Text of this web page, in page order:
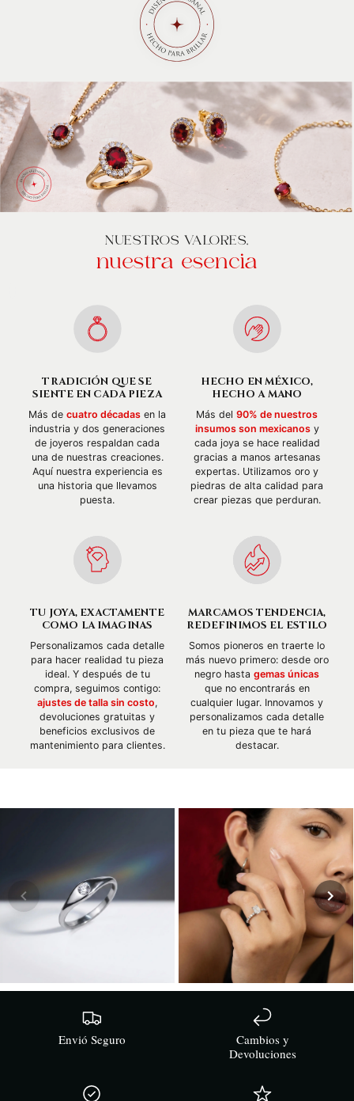
NUESTROS VALORES,
nuestra esencia
TRADICIÓN QUE SE
SIENTE EN CADA PIEZA
Más de cuatro décadas en la
industria y dos generaciones
de joyeros respaldan cada
una de nuestras creaciones.
Aquí nuestra experiencia es
una historia que llevamos
puesta.
HECHO EN MÉXICO,
HECHO A MANO
Más del 90% de nuestros
insumos son mexicanosy
cada joya se hace realidad
gracias a manos artesanas
expertas. Utilizamos oro y
piedras de alta calidad para
crear piezas que perduran.
TU JOYA, EXACTAMENTE
COMO LA IMAGINAS
Personalizamos cada detalle
para hacer realidad tu pieza
ideal. Y después de tu
compra, seguimos contigo:
ajustes de talla sin costo,
devoluciones gratuitas y
beneficios exclusivos de
mantenimiento para clientes.
MARCAMOS TENDENCIA,
REDEFINIMOS EL ESTILO
Somos pioneros en traerte lo
más nuevo primero: desde oro
negro hasta gemas únicas
que no encontrarás en
cualquier lugar. Innovamos y
personalizamos cada detalle
en tu pieza que te hará
destacar.
Envió Seguro
Cambios y
Devoluciones